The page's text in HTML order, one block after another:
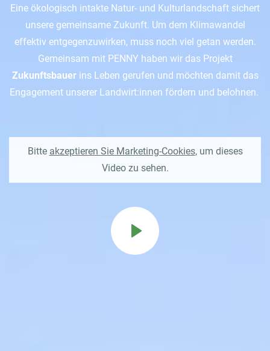
Milchecho
AL LOGIN
Contatto
Eine ökologisch intakte Natur- und Kulturlandschaft sichert
unsere gemeinsame Zukunft. Um dem Klimawandel
effektiv entgegenzuwirken, muss noch viel getan werden.
Gemeinsam mit PENNY haben wir das Projekt
Zukunftsbauerins Leben gerufen und möchten damit das
Engagement unserer Landwirt:innen fördern und belohnen.
Bitte akzeptieren Sie Marketing-Cookies, um dieses
Video zu sehen.